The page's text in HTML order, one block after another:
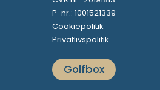
P-nr.: 1001521339
Cookiepolitik
Privatlivspolitik
Golfbox